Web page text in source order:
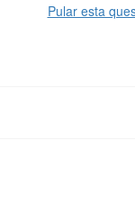
Pular esta